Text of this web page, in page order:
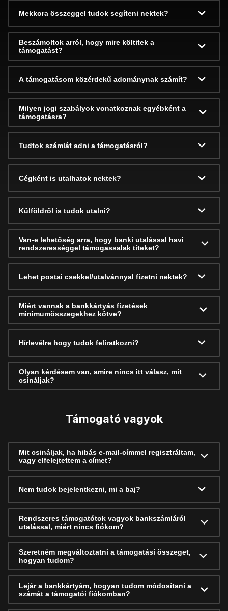
Mekkora összeggel tudok segíteni nektek?
Beszámoltok arról, hogy mire költitek a
támogatást?
A támogatásom közérdekű adománynak számít?
Milyen jogi szabályok vonatkoznak egyébként a
támogatásra?
Tudtok számlát adni a támogatásról?
Cégként is utalhatok nektek?
Külföldről is tudok utalni?
Van-e lehetőség arra, hogy banki utalással havi
rendszerességgel támogassalak titeket?
Lehet postai csekkel/utalvánnyal fizetni nektek?
Miért vannak a bankkártyás fizetések
minimumösszegekhez kötve?
Hírlevélre hogy tudok feliratkozni?
Olyan kérdésem van, amire nincs itt válasz, mit
csináljak?
Támogató vagyok
Mit csináljak, ha hibás e-mail-címmel regisztráltam,
vagy elfelejtettem a címet?
Nem tudok bejelentkezni, mi a baj?
Rendszeres támogatótok vagyok bankszámláról
utalással, miért nincs fiókom?
Szeretném megváltoztatni a támogatási összeget,
hogyan tudom?
Lejár a bankkártyám, hogyan tudom módosítani a
számát a támogatói fiókomban?